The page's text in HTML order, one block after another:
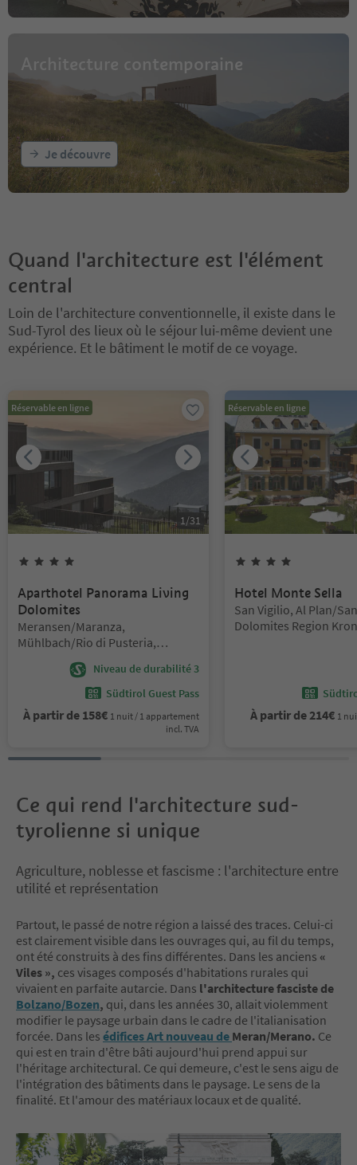
Architecture contemporaine
Je découvre
Quand l'architecture est l'élément
central
Loin de l'architecture conventionnelle, il existe dans le
Sud-Tyrol des lieux où le séjour lui-même devient une
expérience. Et le bâtiment le motif de ce voyage.
Réservable en ligne
1/31
Aparthotel Panorama Living
Dolomites
Emplacement:
Meransen/Maranza,
Mühlbach/Rio di Pusteria,
Niveau de durabilité 3
Südtirol Guest Pass
À partir de 158€ 1 nuit / 1 appartement
incl. TVA
Réservable en ligne
Hotel Monte Sella
Emplacement:
San Vigilio, Al Plan/
Dolomites Region
À partir de 214€ 1
Ce qui rend l'architecture sud-
tyrolienne si unique
Agriculture, noblesse et fascisme : l'architecture entre
utilité et représentation
Partout, le passé de notre région a laissé des traces. Celui-ci
est clairement visible dans les ouvrages qui, au fil du temps,
ont été construits à des fins différentes. Dans les anciens «
Viles », ces visages composés d'habitations rurales qui
vivaient en parfaite autarcie. Dans l'architecture fasciste de
Bolzano/Bozen, qui, dans les années 30, allait violemment
modifier le paysage urbain dans le cadre de l'italianisation
forcée. Dans les édifices Art nouveau de Meran/Merano. Ce
qui est en train d'être bâti aujourd'hui prend appui sur
l'héritage architectural. Ce qui demeure, c'est le sens aigu de
l'intégration des bâtiments dans le paysage. Le sens de la
finalité. Et l'amour des matériaux locaux et de qualité.